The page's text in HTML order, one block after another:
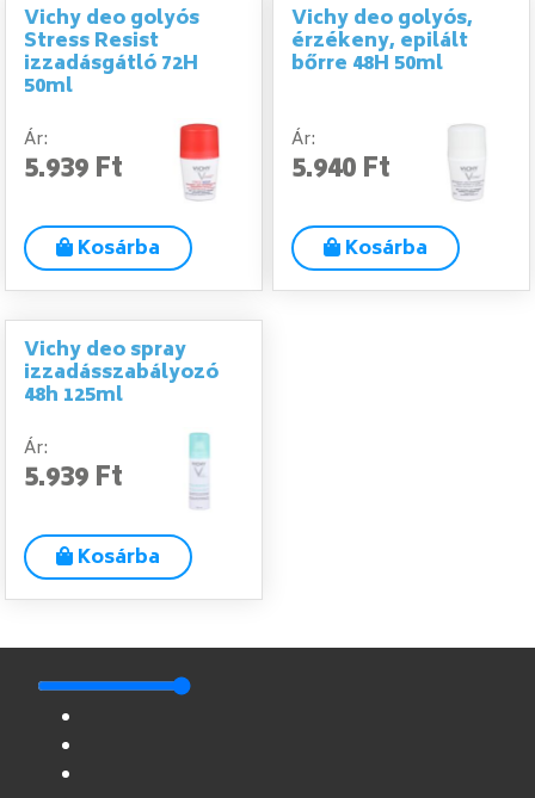
Vichy deo golyós
Stress Resist
izzadásgátló 72H
50ml
Ár:
5.939 Ft
Kosárba
Vichy deo golyós,
érzékeny, epilált
bőrre 48H 50ml
Ár:
5.940 Ft
Kosárba
Vichy deo spray
izzadásszabályozó
48h 125ml
Ár:
5.939 Ft
Kosárba